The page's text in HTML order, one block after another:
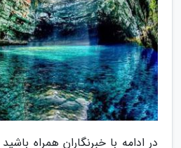
در ادامه با خبرنگاران همراه